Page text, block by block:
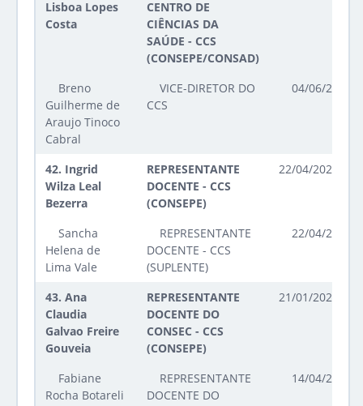
Lisboa Lopes
Costa
CENTRO DE
CIÊNCIAS DA
SAÚDE - CCS
(CONSEPE/CONSAD)
Breno
Guilherme de
Araujo Tinoco
Cabral
VICE-DIRETOR DO
CCS
04/06/2023
42. Ingrid
Wilza Leal
Bezerra
REPRESENTANTE
DOCENTE - CCS
(CONSEPE)
22/04/2025 até
Sancha
Helena de
Lima Vale
REPRESENTANTE
DOCENTE - CCS
(SUPLENTE)
22/04/2025
43. Ana
Claudia
Galvao Freire
Gouveia
REPRESENTANTE
DOCENTE DO
CONSEC - CCS
(CONSEPE)
21/01/2025 até
Fabiane
Rocha Botareli
REPRESENTANTE
DOCENTE DO
14/04/2026